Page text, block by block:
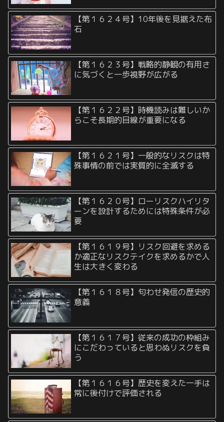
【第１６２４号】10年後を見据えた布
石
【第１６２３号】戦略的静観の有用さ
に気づくと一歩視野が広がる
【第１６２２号】時機読みは難しいか
らこそ長期的目線が重要になる
【第１６２１号】一般的なリスクは特
殊事情の前では実質的に全滅する
【第１６２０号】ローリスクハイリタ
ーンを設計するためには特殊条件が必
要
【第１６１９号】リスク回避を求める
か適正なリスクテイクを求めるかで人
生は大きく変わる
【第１６１８号】匂わせ発信の歴史的
意義
【第１６１７号】従来の成功の枠組み
にこだわっていると思わぬリスクを負
う
【第１６１６号】歴史を変えた一手は
常に後付けで評価される